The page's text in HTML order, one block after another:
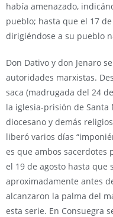
había amenazado,
pueblo; hasta que el 17
dirigiéndose a su pueblo
Don Dativo y don Jenaro
autoridades marxistas.
saca (madrugada del 24
la iglesia-prisión de
diocesano y demás
liberó varios días
es que ambos sacerdotes
el 19 de agosto hasta que
aproximadamente antes
alcanzaron la palma del
esta serie. En Consuegra